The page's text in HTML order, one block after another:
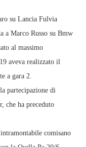
su Lancia Fulvia
a Marco Russo su Bmw
al massimo
aveva realizzato il
a gara 2.
partecipazione di
che ha preceduto
comisano